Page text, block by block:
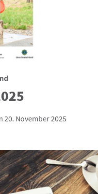
20. November 2025